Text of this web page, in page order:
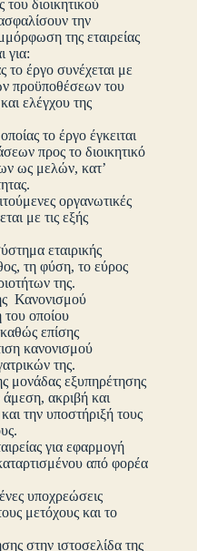
διοικητικού
την
της εταιρείας
για:
το έργο συνέχεται με
προϋποθέσεων του
ελέγχου της
το έργο έγκειται
προς το διοικητικό
ως μελών, κατ’
οργανωτικές
με τις εξής
εταιρικής
τη φύση, το εύρος
της.
Κανονισμού
του οποίου
επίσης
κανονισμού
της.
μονάδας εξυπηρέτησης
ακριβή και
την υποστήριξή τους
για εφαρμογή
από φορέα
υποχρεώσεις
μετόχους και το
στην ιστοσελίδα της